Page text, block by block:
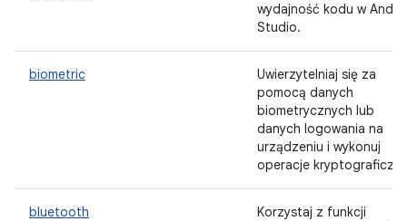
wydajność kodu w
Studio.
biometric
Uwierzytelniaj się za
pomocą danych
biometrycznych lub
danych logowania na
urządzeniu i wykonuj
operacje
bluetooth
Korzystaj z funkcji